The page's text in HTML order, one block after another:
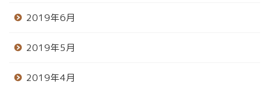
2019年6月
2019年5月
2019年4月